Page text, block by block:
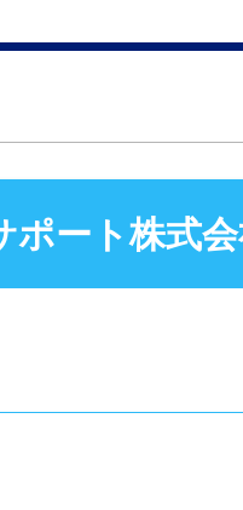
もと、旭川で腰を
紙製品の検品と包
ポート株式